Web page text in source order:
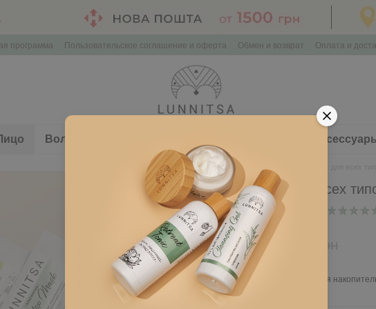
программа Пользовательское соглашение и оферта Обмен и возврат
Оплата и
Волосы
Главная
Alginate mix для всех
В наличии Артикул: L277
233 грн
% Войти для отображения